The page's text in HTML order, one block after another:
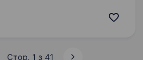
ТОВ «ГЛОБАЛ ФУДС
Стор. 1 з 41